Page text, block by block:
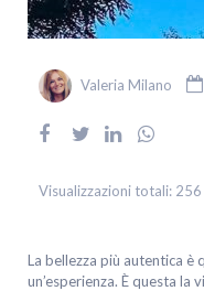
Valeria Milano
Visualizzazioni totali: 256
La bellezza più autentica è
un’esperienza. È questa la